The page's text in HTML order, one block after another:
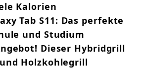
Kalorien
Tab S11: Das perfekte
und Studium
Dieser Hybridgrill
Holzkohlegrill